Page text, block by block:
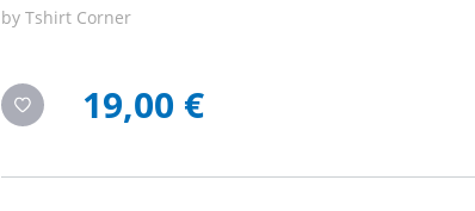
by Tshirt Corner
19,00 €